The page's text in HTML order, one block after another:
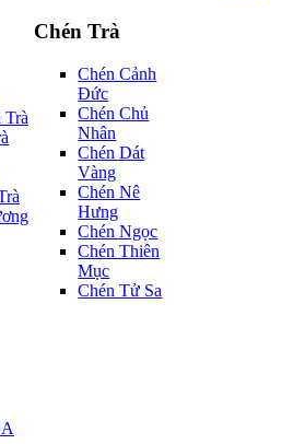
Trà
Chén Trà
Chén Cảnh
Đức
Chén Chủ
Nhân
Chén Dát
Vàng
Chén Nê
Hưng
Chén Ngọc
Chén Thiên
Mục
Chén Tử Sa